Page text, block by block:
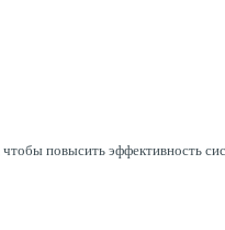
повысить эффективность